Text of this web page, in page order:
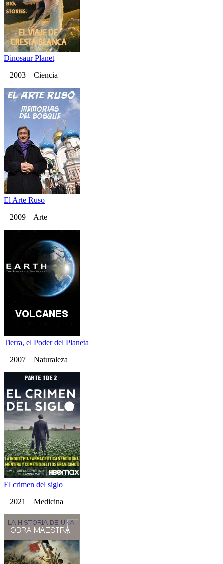
Dinosaur Planet
2003 Ciencia
El Arte Ruso
2009 Arte
Tierra, el Poder del Planeta
2007 Naturaleza
El crimen del siglo
2021 Medicina